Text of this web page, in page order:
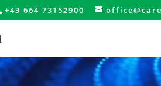
+43 664 73152900